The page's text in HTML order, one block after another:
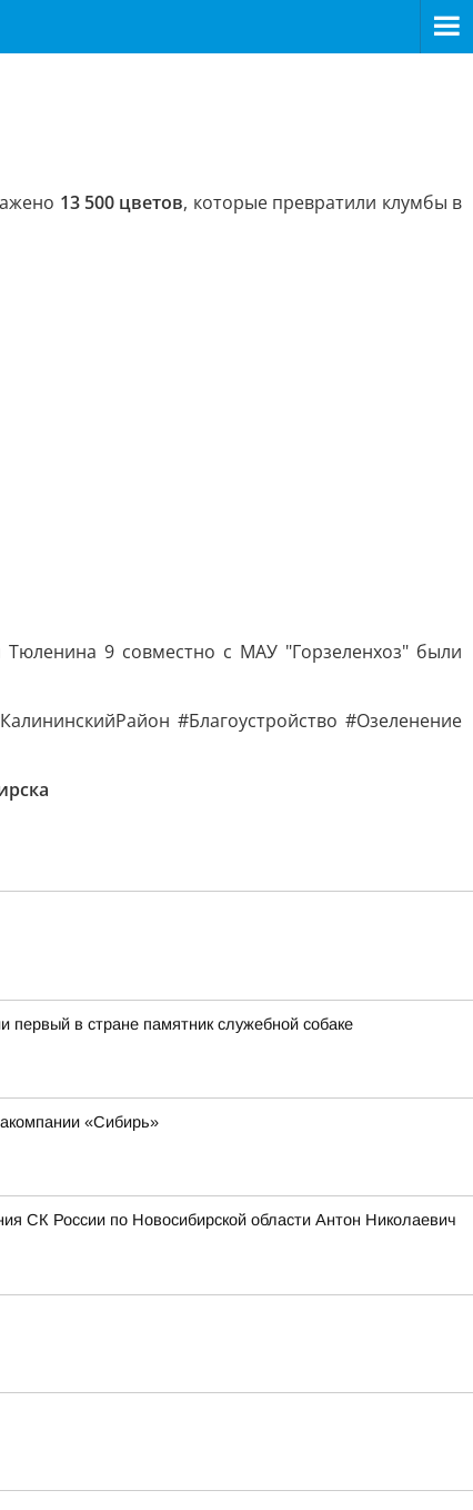
13 500 цветов, которые превратили клумбы в
9 совместно с МАУ "Горзеленхоз" были
#Благоустройство #Озеленение
первый в стране памятник служебной собаке
«Сибирь»
СК России по Новосибирской области Антон Николаевич